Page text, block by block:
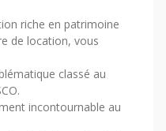
riche en patrimoine
de location, vous
classé au
incontournable au